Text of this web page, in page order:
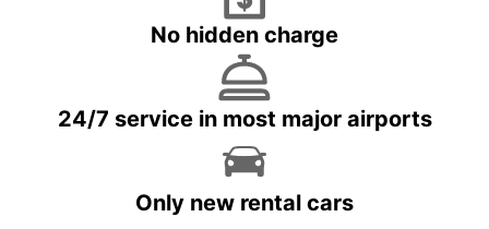
No hidden charge
24/7 service in most major airports
Only new rental cars